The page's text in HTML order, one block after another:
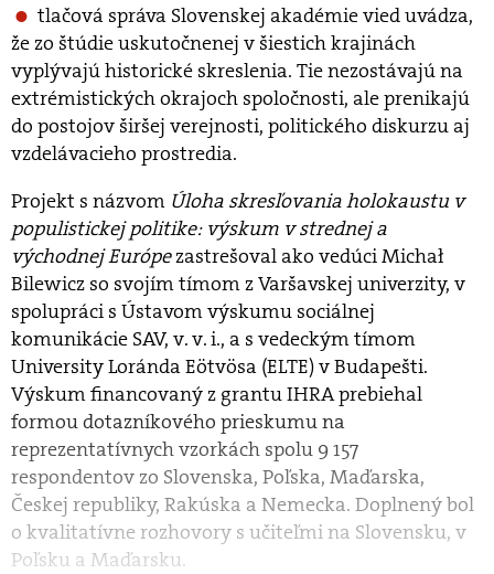
tlačová správa Slovenskej akadémie vied uvádza,
že zo štúdie uskutočnenej v šiestich krajinách
vyplývajú historické skreslenia. Tie nezostávajú na
extrémistických okrajoch spoločnosti, ale prenikajú
do postojov širšej verejnosti, politického diskurzu aj
vzdelávacieho prostredia.
Projekt s názvom Úloha skresľovania holokaustu v
populistickej politike: výskum v strednej a
východnej Európezastrešoval ako vedúci Michał
Bilewicz so svojím tímom z Varšavskej univerzity, v
spolupráci s Ústavom výskumu sociálnej
komunikácie SAV, v. v. i., a s vedeckým tímom
University Loránda Eötvösa (ELTE) v Budapešti.
Výskum financovaný z grantu IHRA prebiehal
formou dotazníkového prieskumu na
reprezentatívnych vzorkách spolu 9 157
respondentov zo Slovenska, Poľska, Maďarska,
Českej republiky, Rakúska a Nemecka. Doplnený bol
o kvalitatívne rozhovory s učiteľmi na Slovensku, v
Poľsku a Maďarsku.